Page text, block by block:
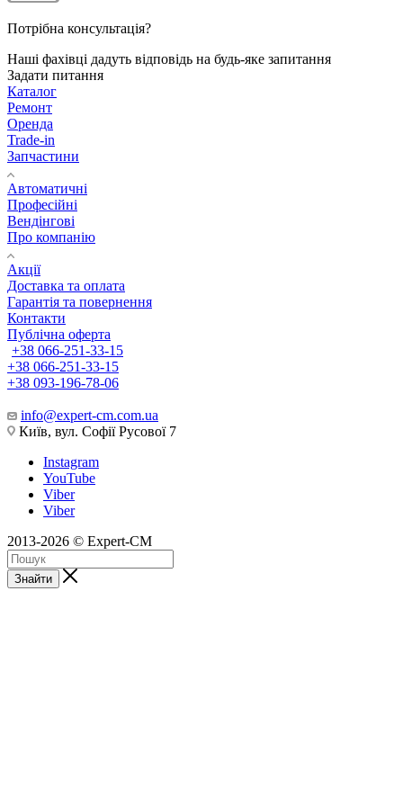
Потрібна консультація?
Наші фахівці дадуть відповідь на будь-яке запитання
Задати питання
Каталог
Ремонт
Оренда
Trade-in
Запчастини
Автоматичні
Професійні
Вендінгові
Про компанію
Акції
Доставка та оплата
Гарантія та повернення
Контакти
Публічна оферта
+38 066-251-33-15
+38 066-251-33-15
+38 093-196-78-06
info@expert-cm.com.ua
Київ, вул. Софії Русової 7
Instagram
YouTube
Viber
Viber
2013-2026 © Expert-CM
Знайти